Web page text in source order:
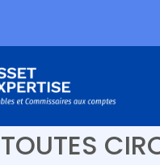
POUVOIR
TOUTES